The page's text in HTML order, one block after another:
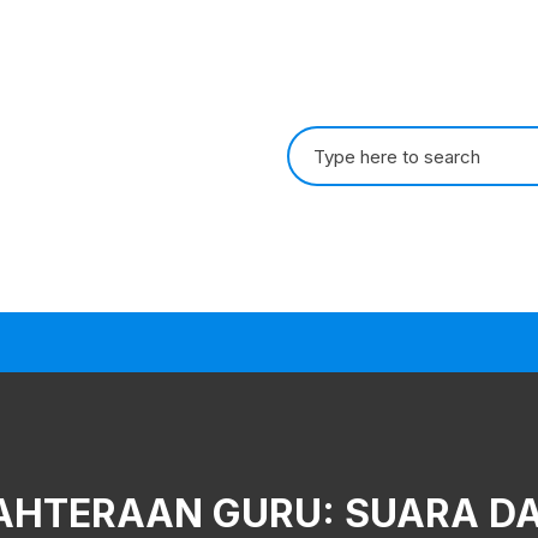
Search
for:
GURU: SUARA